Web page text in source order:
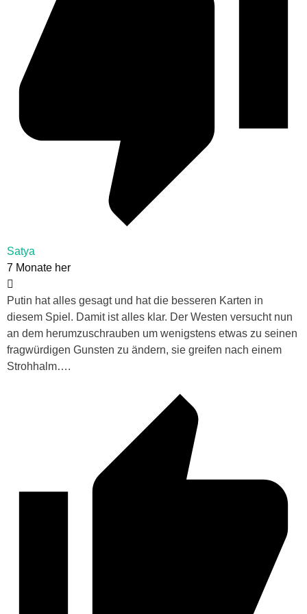
Satya
7 Monate her
Putin hat alles gesagt und hat die besseren Karten in
diesem Spiel. Damit ist alles klar. Der Westen versucht nun
an dem herumzuschrauben um wenigstens etwas zu seinen
fragwürdigen Gunsten zu ändern, sie greifen nach einem
Strohhalm….